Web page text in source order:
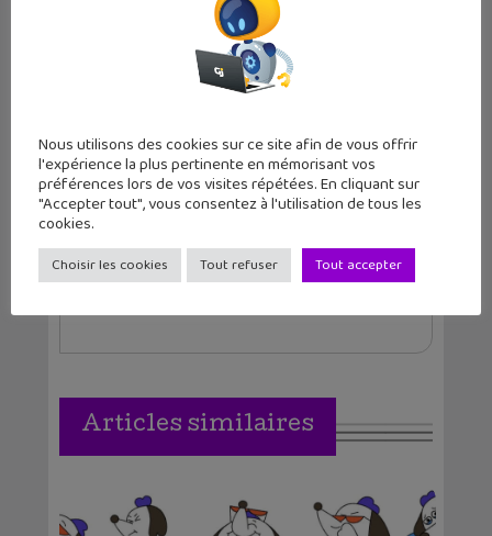
Christophe Coquis
Journaliste web et père de deux grands ados,
regarder des séries télé tard le soir.
Articles similaires
Nous utilisons des cookies sur ce site afin de vous offrir
l'expérience la plus pertinente en mémorisant vos
préférences lors de vos visites répétées. En cliquant sur
"Accepter tout", vous consentez à l'utilisation de tous les
cookies.
Choisir les cookies Tout refuser Tout accepter